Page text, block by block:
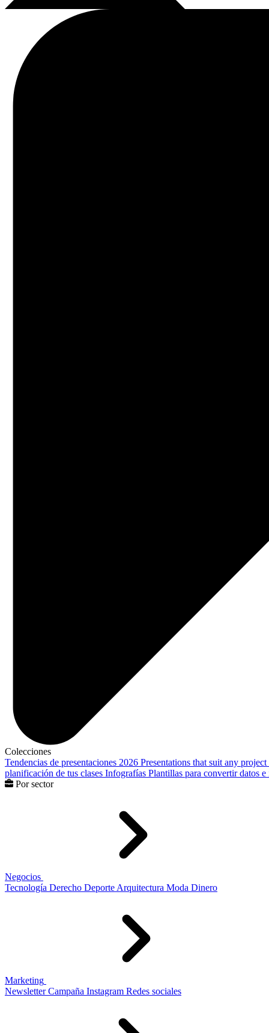
Colecciones
Tendencias de presentaciones 2026 Presentations that suit any project
planificación de tus clases Infografías Plantillas para convertir datos
Por sector
Negocios
Tecnología Derecho Deporte Arquitectura Moda Dinero
Marketing
Newsletter Campaña Instagram Redes sociales